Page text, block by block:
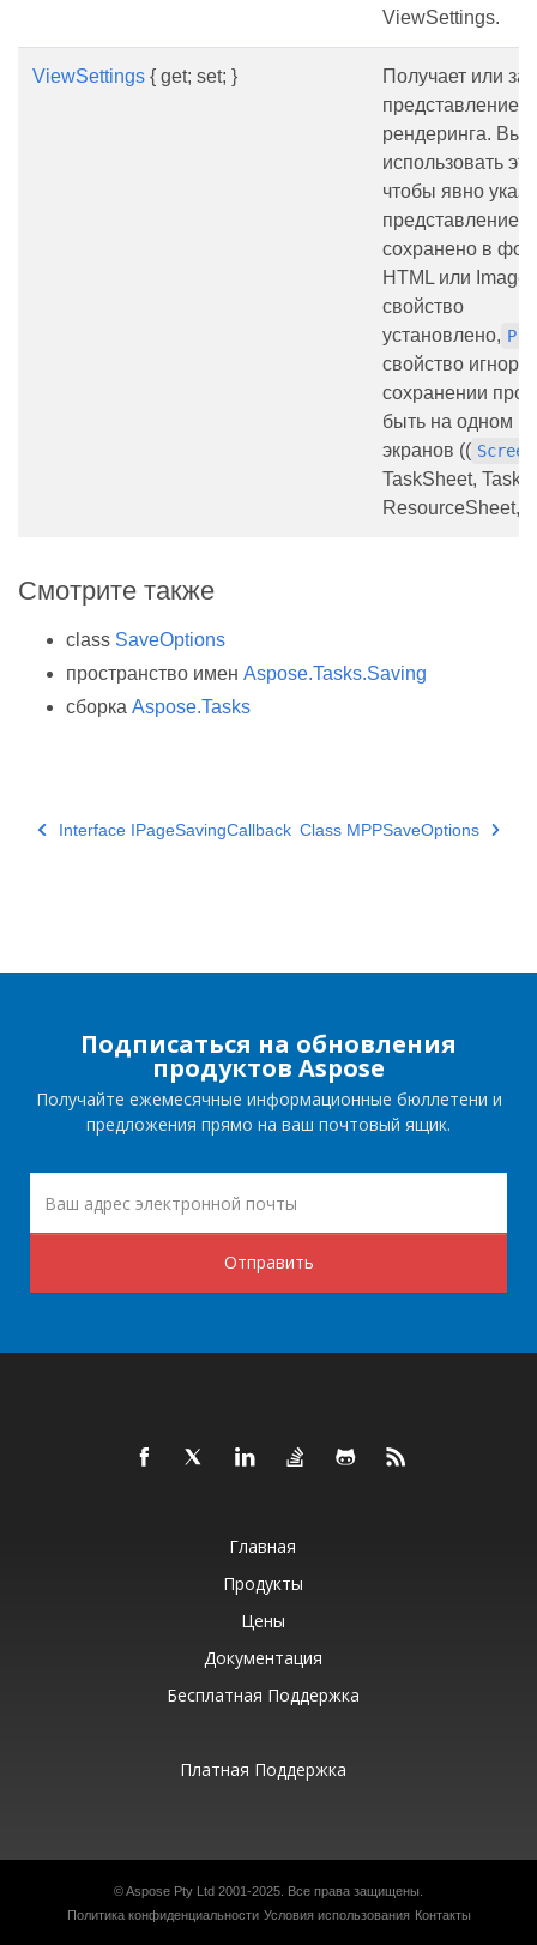
ViewSettings.
ViewSettings { get; set; }
Получает или
представление (
рендеринга. Вы
использовать
чтобы явно
представление
сохранено в
HTML или
свойство
установлено,
свойство
сохранении
быть на одном
экранов (( Screen
TaskSheet,
ResourceSheet,
Смотрите также
class SaveOptions
пространство имен Aspose.Tasks.Saving
сборка Aspose.Tasks
Interface IPageSavingCallback Class MPPSaveOptions
Подписаться на обновления
продуктов Aspose
Получайте ежемесячные информационные бюллетени и
предложения прямо на ваш почтовый ящик.
Отправить
Главная
Продукты
Цены
Документация
Бесплатная Поддержка
Платная Поддержка
©Aspose Pty Ltd 2001-2025. Все права защищены.
Политика конфиденциальности Условия использования Контакты